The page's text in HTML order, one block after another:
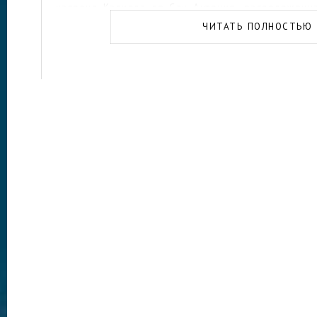
часовня Капилла-де-Сан Антонио,
Туристам с детьми наверняка будет
ЧИТАТЬ ПОЛНОСТЬЮ